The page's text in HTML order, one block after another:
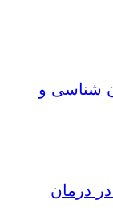
شناسی و
درمان